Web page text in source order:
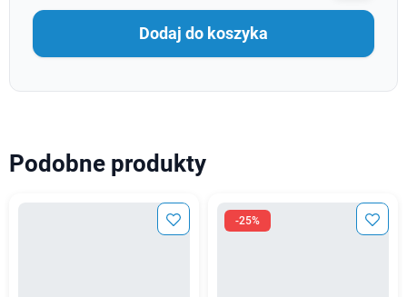
Dodaj do koszyka
Podobne produkty
-25%